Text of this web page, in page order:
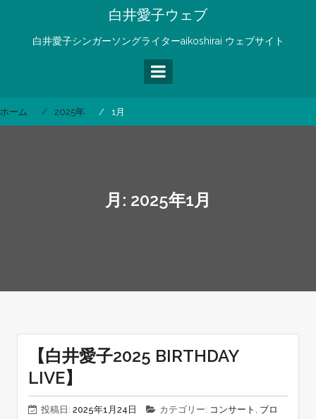
キ
白井愛子ウェブ
白井愛子シンガーソングライターaikoshirai ウェブサイト
ホーム 2025年 1月
月: 2025年1月
【白井愛子2025 BIRTHDAY
LIVE】
投稿日: 2025年1月24日 カテゴリー: コンサート , ブロ